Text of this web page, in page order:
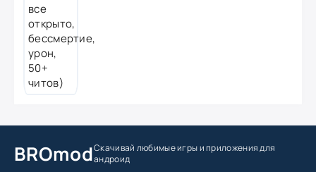
BROmodСкачивай любимые игрыи приложения для
андроид